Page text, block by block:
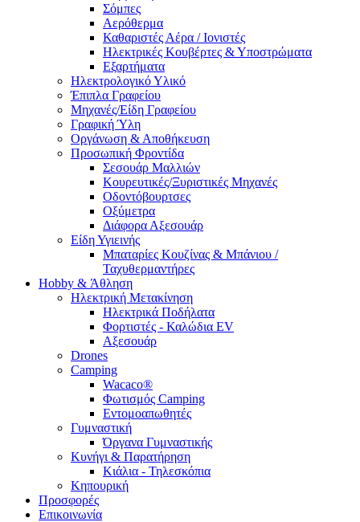
Σόμπες
Αερόθερμα
Καθαριστές Αέρα / Ιονιστές
Ηλεκτρικές Κουβέρτες & Υποστρώματα
Εξαρτήματα
Ηλεκτρολογικό Υλικό
Έπιπλα Γραφείου
Μηχανές/Είδη Γραφείου
Γραφική Ύλη
Οργάνωση & Αποθήκευση
Προσωπική Φροντίδα
Σεσουάρ Μαλλιών
Κουρευτικές/Ξυριστικές Μηχανές
Οδοντόβουρτσες
Οξύμετρα
Διάφορα Αξεσουάρ
Είδη Υγιεινής
Μπαταρίες Κουζίνας & Μπάνιου /
Ταχυθερμαντήρες
Ηobby & Άθληση
Ηλεκτρική Μετακίνηση
Ηλεκτρικά Ποδήλατα
Φορτιστές - Καλώδια EV
Αξεσουάρ
Drones
Camping
Wacaco®
Φωτισμός Camping
Εντομοαπωθητές
Γυμναστική
Όργανα Γυμναστικής
Κυνήγι & Παρατήρηση
Κιάλια - Τηλεσκόπια
Κηπουρική
Προσφορές
Επικοινωνία